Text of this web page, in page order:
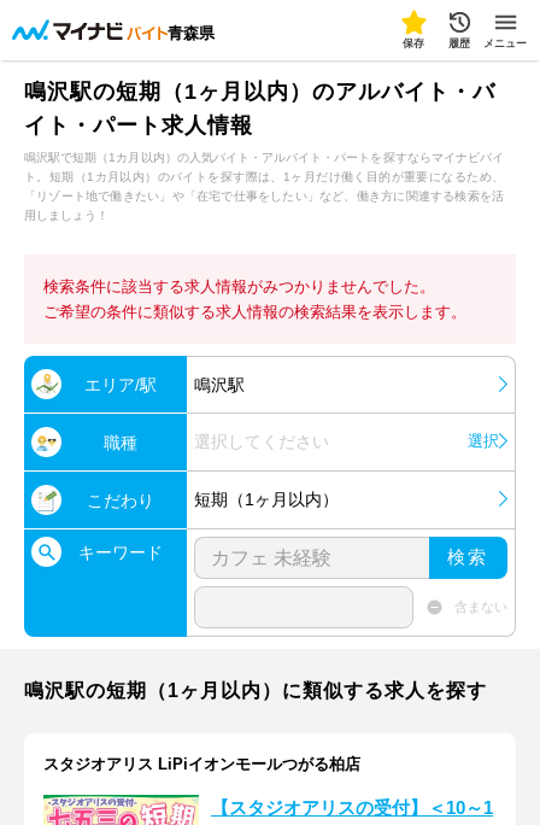
青森県
保存 履歴 メニュー
鳴沢駅の短期（1ヶ月以内）のアルバイト・バ
イト・パート求人情報
鳴沢駅で短期（1カ月以内）の人気バイト・アルバイト・パートを探すならマイナビバイ
ト。短期（1カ月以内）のバイトを探す際は、1ヶ月だけ働く目的が重要になるため、
「リゾート地で働きたい」や「在宅で仕事をしたい」など、働き方に関連する検索を活
用しましょう！
検索条件に該当する求人情報がみつかりませんでした。
ご希望の条件に類似する求人情報の検索結果を表示します。
エリア/駅 鳴沢駅
職種 選択してください 選択
こだわり 短期（1ヶ月以内）
キーワード 検索
含まない
鳴沢駅の短期（1ヶ月以内）に類似する求人を探す
スタジオアリス LiPiイオンモールつがる柏店
【スタジオアリスの受付】＜10～1